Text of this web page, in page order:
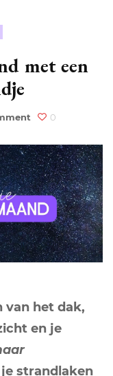
met een
on
2025:
een
7-
maand
met
een
karmisch
randje
0
van het dak,
en je
strandlaken